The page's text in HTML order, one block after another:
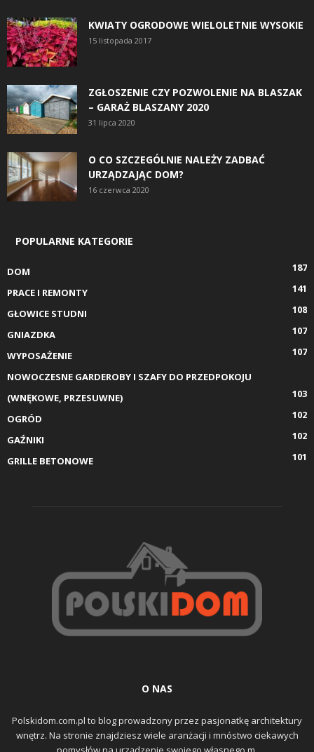
KWIATY OGRODOWE WIELOLETNIE WYSOKIE
15 listopada 2017
ZGŁOSZENIE CZY POZWOLENIE NA BLASZAK
– GARAŻ BLASZANY 2020
31 lipca 2020
O CO SZCZEGÓLNIE NALEŻY ZADBAĆ
URZĄDZAJĄC DOM?
16 czerwca 2020
POPULARNE KATEGORIE
DOM
187
PRACE I REMONTY
141
GŁOWICE STUDNI
108
GNIAZDKA
107
WYPOSAŻENIE
107
NOWOCZESNE GARDEROBY I SZAFY DO PRZEDPOKOJU
(WNĘKOWE, PRZESUWNE)
103
OGRÓD
102
GAŹNIKI
102
GRILLE BETONOWE
101
O NAS
Polskidom.com.pl to blog prowadzony przez pasjonatkę architektury
wnętrz. Na stronie znajdziesz wiele aranżacji i mnóstwo ciekawych